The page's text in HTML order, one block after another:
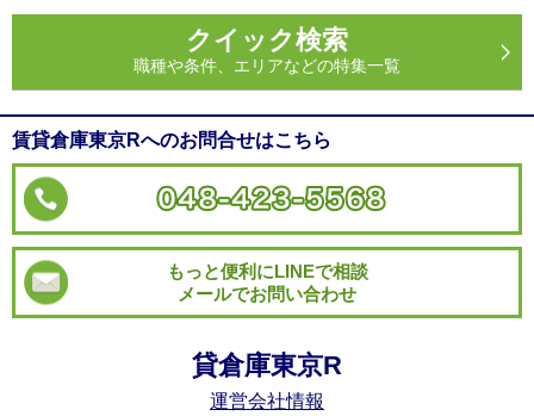
クイック検索
職種や条件、エリアなどの特集一覧
賃貸倉庫東京Rへのお問合せはこちら
もっと便利にLINEで相談
メールでお問い合わせ
貸倉庫東京R
運営会社情報